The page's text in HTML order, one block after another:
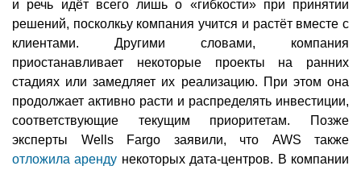
и речь идёт всего лишь о «гибкости» при принятии
решений, посколкьу компания учится и растёт вместе с
клиентами. Другими словами, компания
приостанавливает некоторые проекты на ранних
стадиях или замедляет их реализацию. При этом она
продолжает активно расти и распределять инвестиции,
соответствующие текущим приоритетам. Позже
эксперты Wells Fargo заявили, что AWS также
отложила аренду некоторых дата-центров. В компании